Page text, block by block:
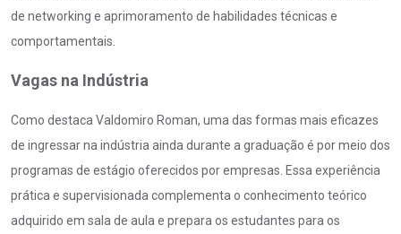
de networking e aprimoramento de habilidades técnicas e
comportamentais.
Vagas na Indústria
Como destaca Valdomiro Roman, uma das formas mais eficazes
de ingressar na indústria ainda durante a graduação é por meio dos
programas de estágio oferecidos por empresas. Essa experiência
prática e supervisionada complementa o conhecimento teórico
adquirido em sala de aula e prepara os estudantes para os